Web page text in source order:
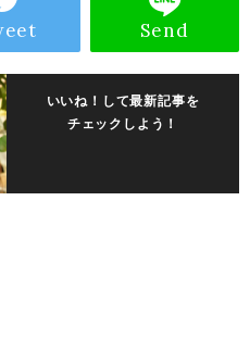
Send
いいね！して最新記事を
チェックしよう！